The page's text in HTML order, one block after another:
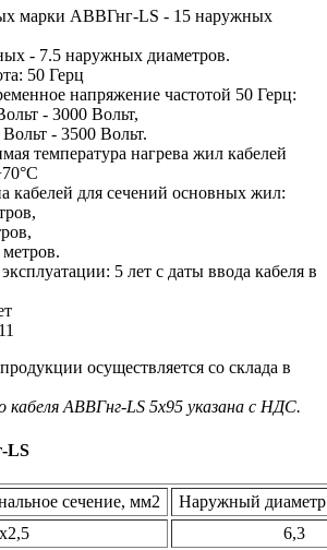
марки AВВГнг-LS - 15 наружных
- 7.5 наружных диаметров.
50 Герц
напряжение частотой 50 Герц:
- 3000 Вольт,
- 3500 Вольт.
температура нагрева жил кабелей
кабелей для сечений основных жил:
5 лет с даты ввода кабеля в
осуществляется со склада в
кабеля AВВГнг-LS 5х95 указана с НДС.
LS
сечение, мм2
Наружный диаметр
6,3